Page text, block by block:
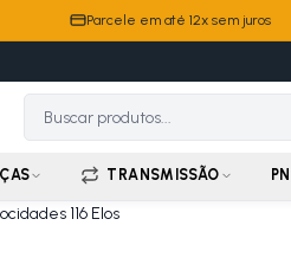
Parcele em até 12x sem juros
TRANSMISSÃO
116 Elos